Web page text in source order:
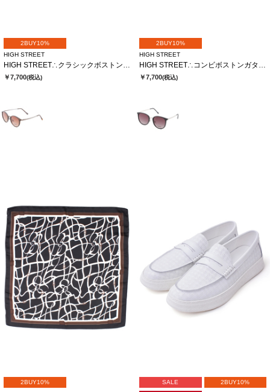
2BUY10%
HIGH STREET
HIGH STREET∴クラシックボストンガタサングラス
￥7,700(税込)
2BUY10%
HIGH STREET
HIGH STREET∴コンビボストンガタサングラス
￥7,700(税込)
2BUY10% SALE 2BUY10%